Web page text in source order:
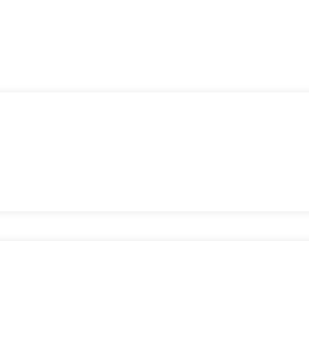
senza complicazioni.
del mercato.
piattaforme e dApp.